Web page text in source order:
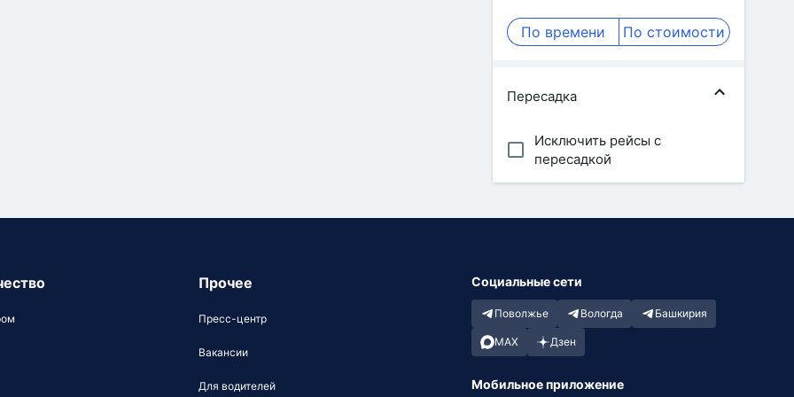
По времени По стоимости
Пересадка
Исключить рейсы с
пересадкой
Прочее
Пресс-центр
Вакансии
Для водителей
Социальные сети
Поволжье Вологда Башкирия
MAX Дзен
Мобильное приложение